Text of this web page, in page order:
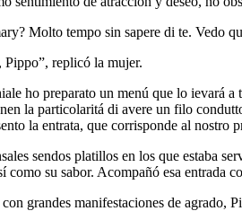
Molto tempo sin sapere di te. Vedo
Pippo”, replicó la mujer.
ho preparato un menú que lo
la particolaritá di avere un filo
la entrata, que corrisponde al nostro
sendos platillos en los que estaba
como su sabor. Acompañó esa entrada
grandes manifestaciones de agrado,